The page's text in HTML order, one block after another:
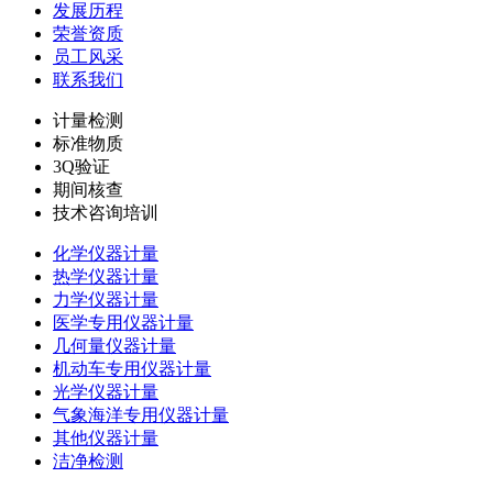
发展历程
荣誉资质
员工风采
联系我们
计量检测
标准物质
3Q验证
期间核查
技术咨询培训
化学仪器计量
热学仪器计量
力学仪器计量
医学专用仪器计量
几何量仪器计量
机动车专用仪器计量
光学仪器计量
气象海洋专用仪器计量
其他仪器计量
洁净检测